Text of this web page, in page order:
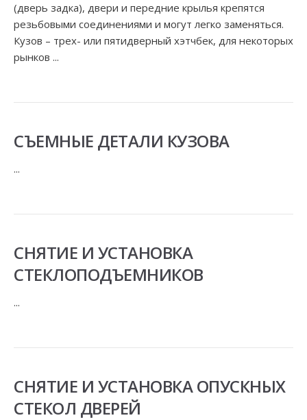
(дверь задка), двери и передние крылья крепятся
резьбовыми соединениями и могут легко заменяться.
Кузов – трех- или пятидверный хэтчбек, для некоторых
рынков ...
СЪЕМНЫЕ ДЕТАЛИ КУЗОВА
...
СНЯТИЕ И УСТАНОВКА
СТЕКЛОПОДЪЕМНИКОВ
...
СНЯТИЕ И УСТАНОВКА ОПУСКНЫХ
СТЕКОЛ ДВЕРЕЙ